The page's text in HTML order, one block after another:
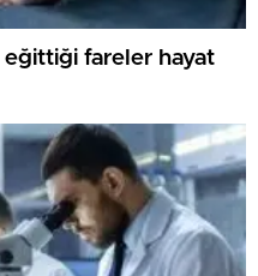
eğittiği fareler hayat